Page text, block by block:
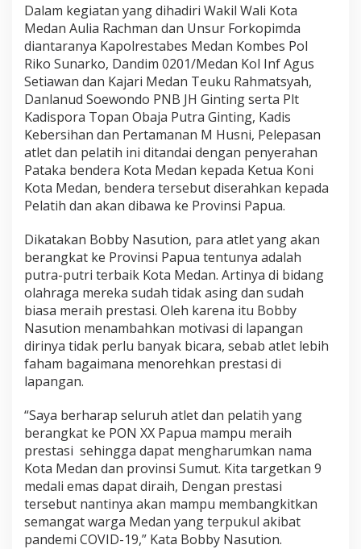
t
l
e
t
d
a
p
a
t
B
a
n
g
k
k
a
n
S
e
m
a
n
g
a
r
g
a
M
e
d
a
n
Dalam kegiatan yang dihadiri Wakil Wali Kota
Medan Aulia Rachman dan Unsur Forkopimda
diantaranya Kapolrestabes Medan Kombes Pol
Riko Sunarko, Dandim 0201/Medan Kol Inf Agus
Setiawan dan Kajari Medan Teuku Rahmatsyah,
Danlanud Soewondo PNB JH Ginting serta Plt
Kadispora Topan Obaja Putra Ginting, Kadis
Kebersihan dan Pertamanan M Husni, Pelepasan
atlet dan pelatih ini ditandai dengan penyerahan
Pataka bendera Kota Medan kepada Ketua Koni
Kota Medan, bendera tersebut diserahkan kepada
Pelatih dan akan dibawa ke Provinsi Papua.
Dikatakan Bobby Nasution, para atlet yang akan
berangkat ke Provinsi Papua tentunya adalah
putra-putri terbaik Kota Medan. Artinya di bidang
olahraga mereka sudah tidak asing dan sudah
biasa meraih prestasi. Oleh karena itu Bobby
Nasution menambahkan motivasi di lapangan
dirinya tidak perlu banyak bicara, sebab atlet lebih
faham bagaimana menorehkan prestasi di
lapangan.
“Saya berharap seluruh atlet dan pelatih yang
berangkat ke PON XX Papua mampu meraih
prestasi sehingga dapat mengharumkan nama
Kota Medan dan provinsi Sumut. Kita targetkan 9
medali emas dapat diraih, Dengan prestasi
tersebut nantinya akan mampu membangkitkan
semangat warga Medan yang terpukul akibat
pandemi COVID-19,” Kata Bobby Nasution.